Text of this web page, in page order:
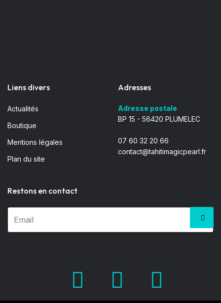
Liens divers
Actualités
Boutique
Mentions légales
Plan du site
Adresses
Adresse postale
BP 15 - 56420 PLUMELEC
07 60 32 20 66
contact@tahitimagicpearl.fr
Restons en contact